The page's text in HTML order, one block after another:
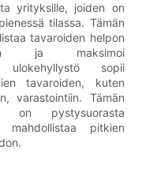
yrityksille, joiden on
tilassa. Tämän
tavaroiden helpon
ja maksimoi
ulokehyllystö sopii
tavaroiden, kuten
varastointiin. Tämän
on pystysuorasta
pitkien